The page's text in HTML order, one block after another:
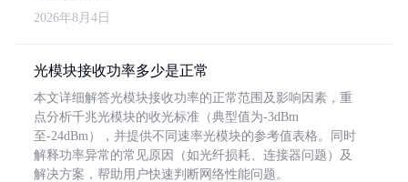
2026年8月4日
光模块接收功率多少是正常
本文详细解答光模块接收功率的正常范围及影响因素，重
点分析千兆光模块的收光标准（典型值为-3dBm
至-24dBm），并提供不同速率光模块的参考值表格。同时
解释功率异常的常见原因（如光纤损耗、连接器问题）及
解决方案，帮助用户快速判断网络性能问题。